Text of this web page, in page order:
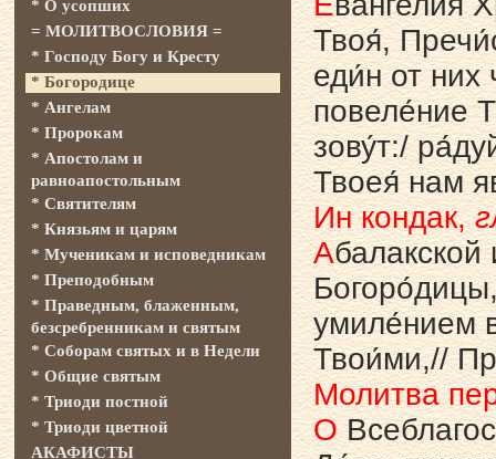
Твоя́,
еди́н от них
повеле́ние
зову́т:/
Твоея́ нам
Ин кондак,
А
умиле́нием
Твои́ми,//
Молитва
О
* О усопших
= МОЛИТВОСЛОВИЯ =
* Господу Богу и Кресту
* Богородице
* Ангелам
* Пророкам
* Апостолам и
равноапостольным
* Святителям
* Князьям и царям
* Мученикам и исповедникам
* Преподобным
* Праведным, блаженным,
безсребренникам и святым
* Соборам святых и в Недели
* Общие святым
* Триоди постной
* Триоди цветной
АКАФИСТЫ